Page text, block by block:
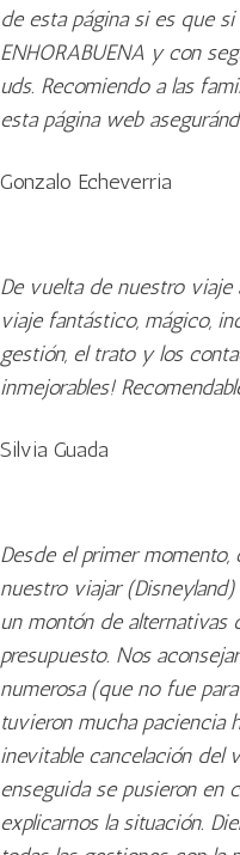
de esta página si es que
ENHORABUENA y con
uds. Recomiendo a las
esta página web
Gonzalo Echeverria
De vuelta de nuestro viaje
viaje fantástico, mágico,
gestión, el trato y los
inmejorables!
Silvia Guada
Desde el primer
nuestro viajar
un montón de alternativas
presupuesto. Nos
numerosa (que no fue
tuvieron mucha paciencia
inevitable cancelación del
enseguida se pusieron en
explicarnos la situación.